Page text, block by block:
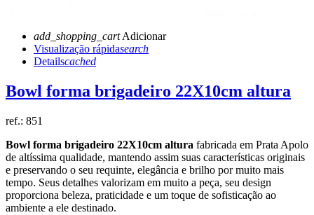
add_shopping_cartAdicionar
Visualização rápidasearch
Detailscached
Bowl forma brigadeiro 22X10cm altura
ref.: 851
Bowl forma brigadeiro 22X10cm altura fabricada em Prata Apolo
de altíssima qualidade, mantendo assim suas características originais
e preservando o seu requinte, elegância e brilho por muito mais
tempo. Seus detalhes valorizam em muito a peça, seu design
proporciona beleza, praticidade e um toque de sofisticação ao
ambiente a ele destinado.